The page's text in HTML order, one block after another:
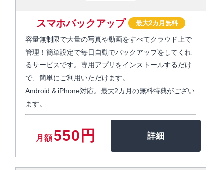
スマホバックアップ 最大2カ月無料
容量無制限で大量の写真や動画をすべてクラウド上で
管理！簡単設定で毎日自動でバックアップをしてくれ
るサービスです。専用アプリをインストールするだけ
で、簡単にご利用いただけます。
Android & iPhone対応。最大2カ月の無料特典がござい
ます。
月額550円